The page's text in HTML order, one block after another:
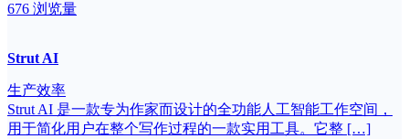
676 浏览量
Strut AI
生产效率
Strut AI 是一款专为作家而设计的全功能人工智能工作空间，
用于简化用户在整个写作过程的一款实用工具。它整 […]